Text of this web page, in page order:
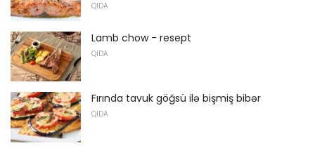
QIDA
Lamb chow - resept
QIDA
Fırında tavuk göğsü ilə bişmiş bibər
QIDA